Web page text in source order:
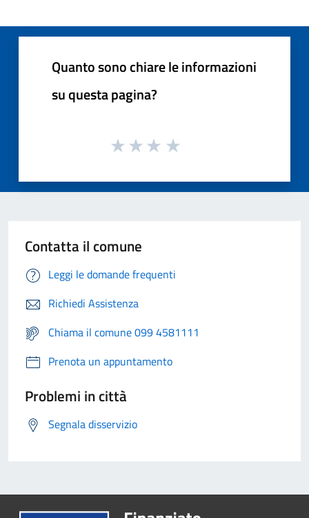
Quanto sono chiare le informazioni
su questa pagina?
Contatta il comune
Leggi le domande frequenti
Richiedi Assistenza
Chiama il comune 099 4581111
Prenota un appuntamento
Problemi in città
Segnala disservizio